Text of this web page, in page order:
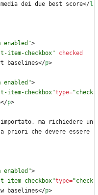
dei due best score</l
>
item-checkbox"
checked
baselines</p>
>
item-checkbox"type="check
</p>
importato, ma richiedere un
priori che devere essere
>
item-checkbox"type="check
baselines</p>